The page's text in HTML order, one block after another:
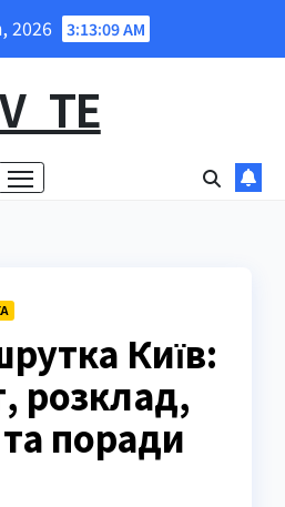
2026 3:13:10 AM
Київ:
розклад,
поради